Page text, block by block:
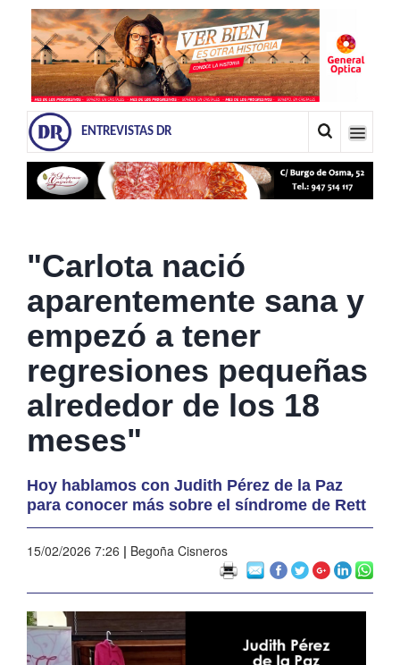
ENTREVISTAS DR
"Carlota nació
aparentemente sana y
empezó a tener
regresiones pequeñas
alrededor de los 18
meses"
Hoy hablamos con Judith Pérez de la Paz
para conocer más sobre el síndrome de Rett
15/02/2026 7:26 | Begoña Cisneros